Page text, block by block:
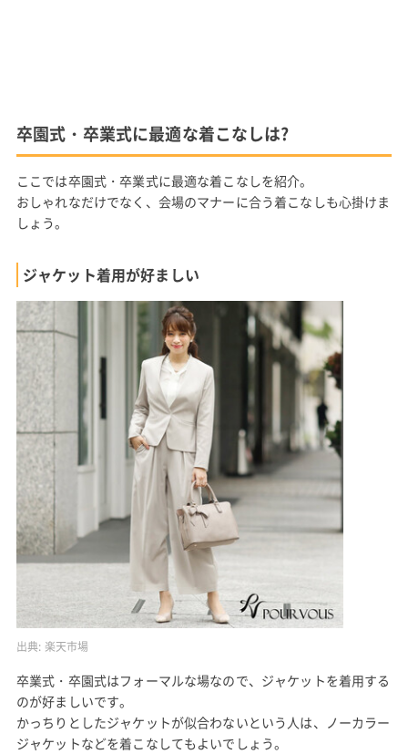
卒園式・卒業式に最適な着こなしは?
ここでは卒園式・卒業式に最適な着こなしを紹介。
おしゃれなだけでなく、会場のマナーに合う着こなしも心掛けま
しょう。
ジャケット着用が好ましい
出典: 楽天市場
卒業式・卒園式はフォーマルな場なので、ジャケットを着用する
のが好ましいです。
かっちりとしたジャケットが似合わないという人は、ノーカラー
ジャケットなどを着こなしてもよいでしょう。